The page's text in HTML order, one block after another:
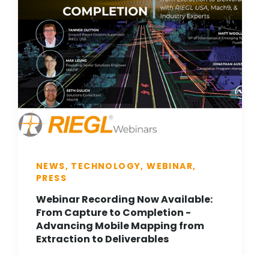
NEWS, TECHNOLOGY, WEBINAR,
PRESS
Webinar Recording Now Available:
From Capture to Completion -
Advancing Mobile Mapping from
Extraction to Deliverables